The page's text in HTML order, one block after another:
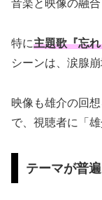
音楽と映像の融
特に主題歌『忘
シーンは、涙腺崩
映像も雄介の回
で、視聴者に「
テーマが普